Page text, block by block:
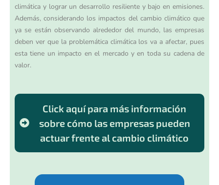
climática y lograr un desarrollo resiliente y bajo en emisiones.
Además, considerando los impactos del cambio climático que
ya se están observando alrededor del mundo, las empresas
deben ver que la problemática climática los va a afectar, pues
esta tiene un impacto en el mercado y en toda su cadena de
valor.
Click aquí para más información
sobre cómo las empresas pueden
actuar frente al cambio climático